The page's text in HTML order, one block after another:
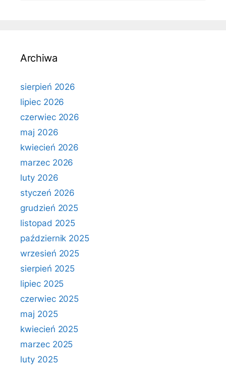
Archiwa
sierpień 2026
lipiec 2026
czerwiec 2026
maj 2026
kwiecień 2026
marzec 2026
luty 2026
styczeń 2026
grudzień 2025
listopad 2025
październik 2025
wrzesień 2025
sierpień 2025
lipiec 2025
czerwiec 2025
maj 2025
kwiecień 2025
marzec 2025
luty 2025